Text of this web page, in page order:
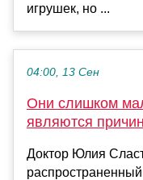
игрушек, но ...
04:00, 13 Сен
Они слишком
являются
Доктор Юлия